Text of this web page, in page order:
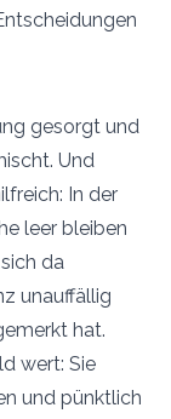
gesorgt und
Und
In der
leer bleiben
da
unauffällig
hat.
wert: Sie
und pünktlich